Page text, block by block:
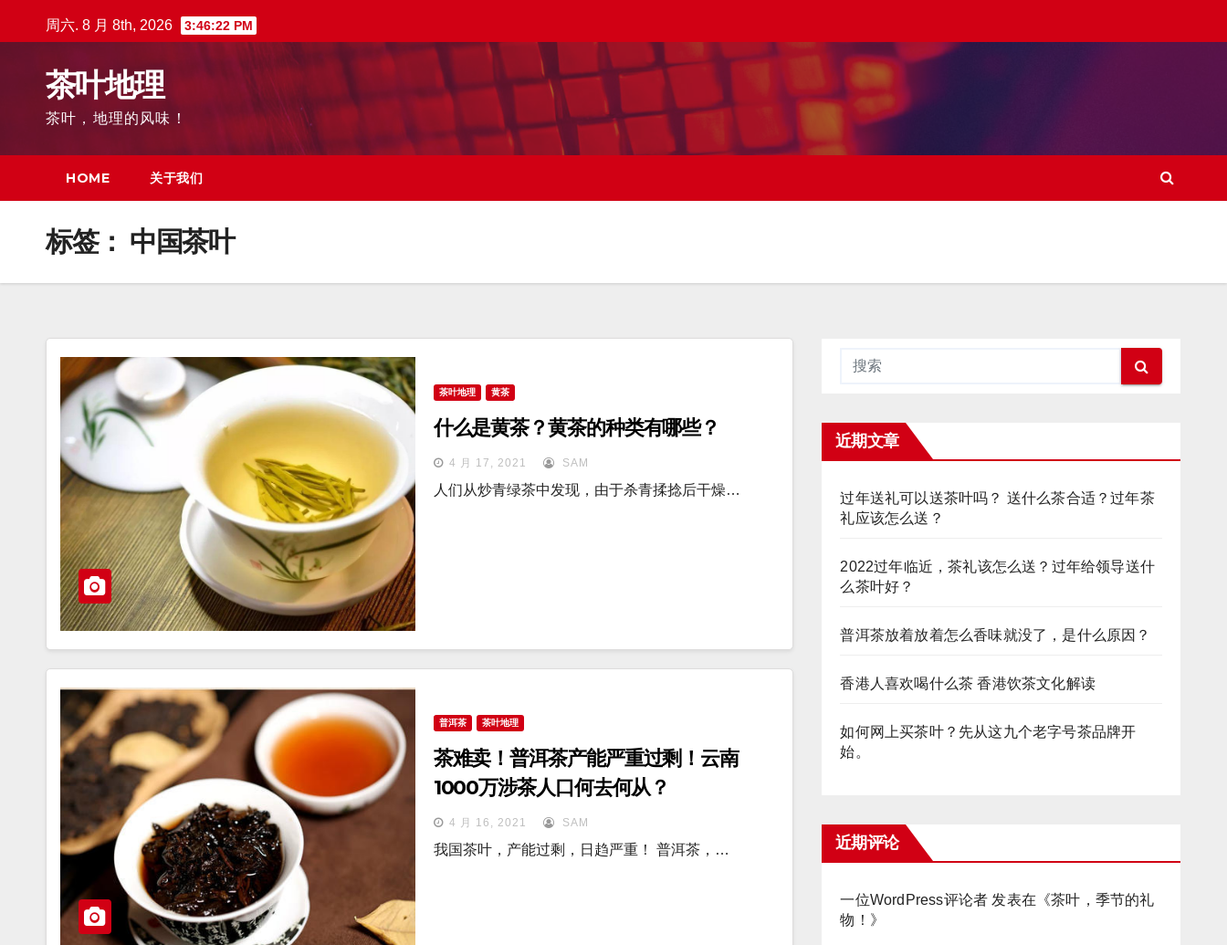
至
周六. 8 月 8th, 2026 3:46:23 PM
茶叶地理
茶叶，地理的风味！
HOME 关于我们
标签： 中国茶叶
茶叶地理 黄茶
什么是黄茶？黄茶的种类有哪些？
4 月 17, 2021 SAM
人们从炒青绿茶中发现，由于杀青揉捻后干燥…
普洱茶 茶叶地理
茶难卖！普洱茶产能严重过剩！云南
1000万涉茶人口何去何从？
4 月 16, 2021 SAM
我国茶叶，产能过剩，日趋严重！ 普洱茶，…
近期文章
过年送礼可以送茶叶吗？ 送什么茶合适？过年茶
礼应该怎么送？
2022过年临近，茶礼该怎么送？过年给领导送什
么茶叶好？
普洱茶放着放着怎么香味就没了，是什么原因？
香港人喜欢喝什么茶 香港饮茶文化解读
如何网上买茶叶？先从这九个老字号茶品牌开
始。
近期评论
一位WordPress评论者 发表在《茶叶，季节的礼
物！ 》